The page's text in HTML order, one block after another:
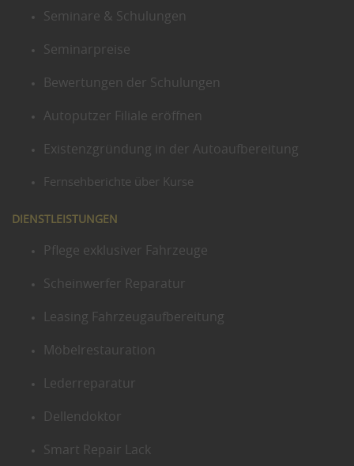
Seminare & Schulungen
Seminarpreise
Bewertungen der Schulungen
Autoputzer Filiale eröffnen
Existenzgründung in der Autoaufbereitung
Fernsehberichte über Kurse
DIENSTLEISTUNGEN
Pflege exklusiver Fahrzeuge
Scheinwerfer Reparatur
Leasing Fahrzeugaufbereitung
Möbelrestauration
Lederreparatur
Dellendoktor
Smart Repair Lack